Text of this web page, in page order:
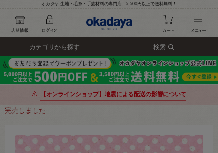
オカダヤ 生地・毛糸・手芸材料の専門店｜5,500円以上で送料無料！
カテゴリから探す 検索
【オンラインショップ】地震による配送の影響について
完売しました